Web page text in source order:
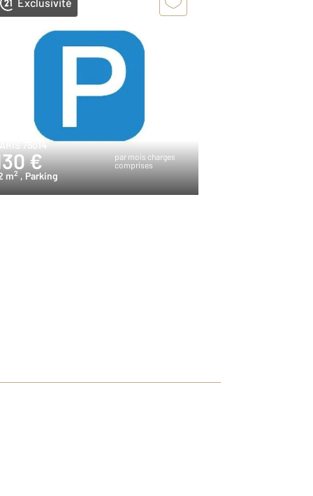
75014
€
par mois charges
comprises
m2 , Parking